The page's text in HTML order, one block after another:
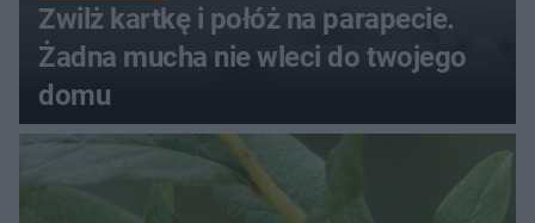
Zwilż kartkę i połóż na parapecie.
Żadna mucha nie wleci do twojego
domu